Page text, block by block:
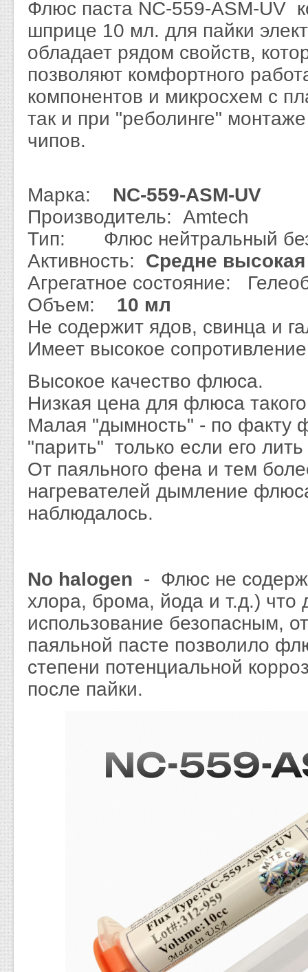
Флюс паста NC-559-ASM-UV
шприце 10 мл. для пайки
обладает рядом свойств,
позволяют комфортного
компонентов и микросхем с
так и при "реболинге"
чипов.
Марка: NC-559-ASM-UV
Производитель: Amtech
Тип: Флюс нейтральный
Активность: Средне высокая
Агрегатное состояние:
Объем: 10 мл
Не содержит ядов, свинца и
Имеет высокое сопротивление
Высокое качество флюса.
Низкая цена для флюса
Малая "дымность" - по факту
"парить" только если его
От паяльного фена и тем
нагревателей дымление
наблюдалось.
No halogen - Флюс не
хлора, брома, йода и т.д.) что
использование безопасным,
паяльной пасте позволило
степени потенциальной
после пайки.